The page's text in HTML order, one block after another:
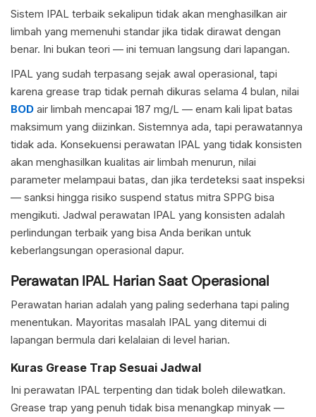
Sistem IPAL terbaik sekalipun tidak akan menghasilkan air
limbah yang memenuhi standar jika tidak dirawat dengan
benar. Ini bukan teori — ini temuan langsung dari lapangan.
IPAL yang sudah terpasang sejak awal operasional, tapi
karena grease trap tidak pernah dikuras selama 4 bulan, nilai
BOD air limbah mencapai 187 mg/L — enam kali lipat batas
maksimum yang diizinkan. Sistemnya ada, tapi perawatannya
tidak ada. Konsekuensi perawatan IPAL yang tidak konsisten
akan menghasilkan kualitas air limbah menurun, nilai
parameter melampaui batas, dan jika terdeteksi saat inspeksi
— sanksi hingga risiko suspend status mitra SPPG bisa
mengikuti. Jadwal perawatan IPAL yang konsisten adalah
perlindungan terbaik yang bisa Anda berikan untuk
keberlangsungan operasional dapur.
Perawatan IPAL Harian Saat Operasional
Perawatan harian adalah yang paling sederhana tapi paling
menentukan. Mayoritas masalah IPAL yang ditemui di
lapangan bermula dari kelalaian di level harian.
Kuras Grease Trap Sesuai Jadwal
Ini perawatan IPAL terpenting dan tidak boleh dilewatkan.
Grease trap yang penuh tidak bisa menangkap minyak —